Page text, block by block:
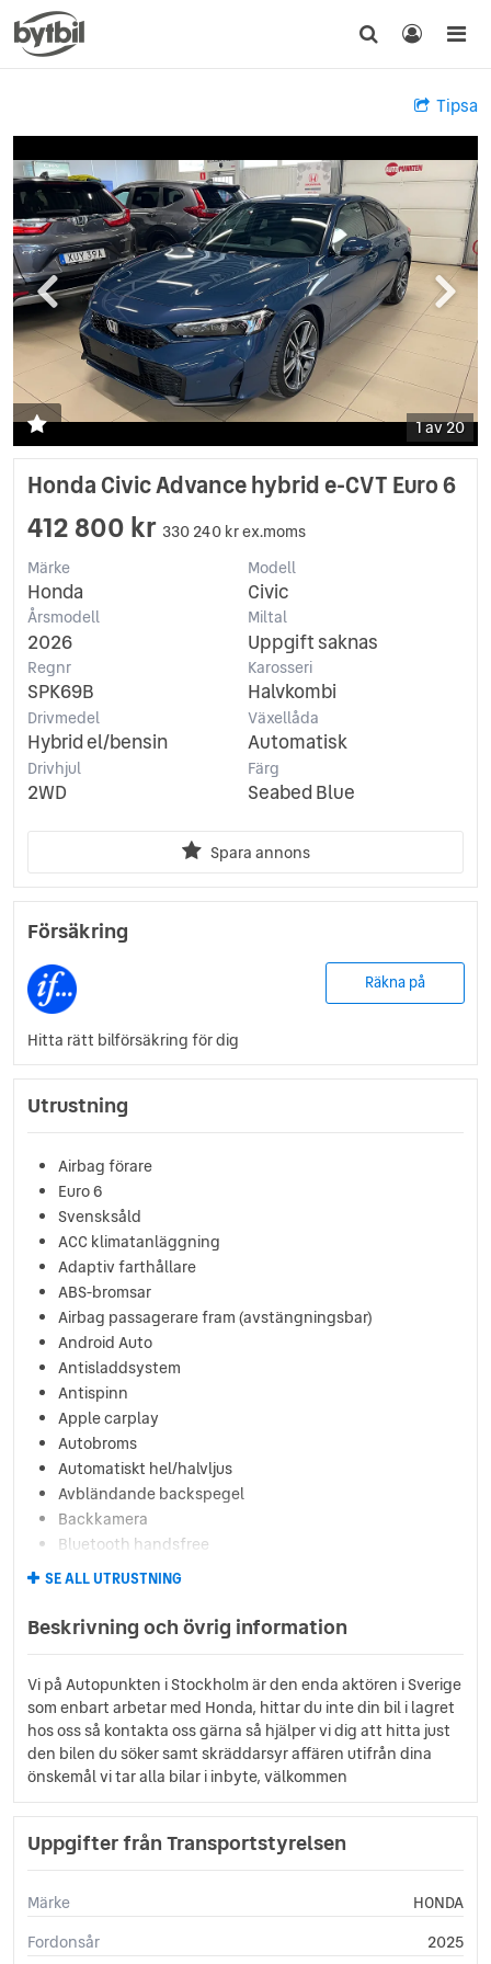
Tipsa
1 av 20
Honda Civic Advance hybrid e-CVT Euro 6
412 800 kr 330 240 kr ex.moms
Märke
Honda
Modell
Civic
Årsmodell
2026
Miltal
Uppgift saknas
Regnr
SPK69B
Karosseri
Halvkombi
Drivmedel
Hybrid el/bensin
Växellåda
Automatisk
Drivhjul
2WD
Färg
Seabed Blue
Spara annons
Försäkring
Räkna på
Hitta rätt bilförsäkring för dig
Utrustning
Airbag förare
Euro 6
Svensksåld
ACC klimatanläggning
Adaptiv farthållare
ABS-bromsar
Airbag passagerare fram (avstängningsbar)
Android Auto
Antisladdsystem
Antispinn
Apple carplay
Autobroms
Automatiskt hel/halvljus
Avbländande backspegel
Backkamera
Bluetooth handsfree
Centrallås (fjärrstyrt)
Digitalradio (DAB)
Däcktrycksvaranare (DWS)
Elinfällbara Sidospeglar
Elfönsterhissar (fram)
Elfönsterhissar (bak)
Elmanövrerat förarsäte
Filbytesvarnare (LDW)
Främre kollisionsvarnare (FCW)
Handbroms (elektronisk)
Helljusassistans
Honda Sensing
Isofix-fästen bak
SE ALL UTRUSTNING
Beskrivning och övrig information
Vi på Autopunkten i Stockholm är den enda aktören i Sverige
som enbart arbetar med Honda, hittar du inte din bil i lagret
hos oss så kontakta oss gärna så hjälper vi dig att hitta just
den bilen du söker samt skräddarsyr affären utifrån dina
önskemål vi tar alla bilar i inbyte, välkommen
Uppgifter från Transportstyrelsen
Märke
HONDA
Fordonsår
2025